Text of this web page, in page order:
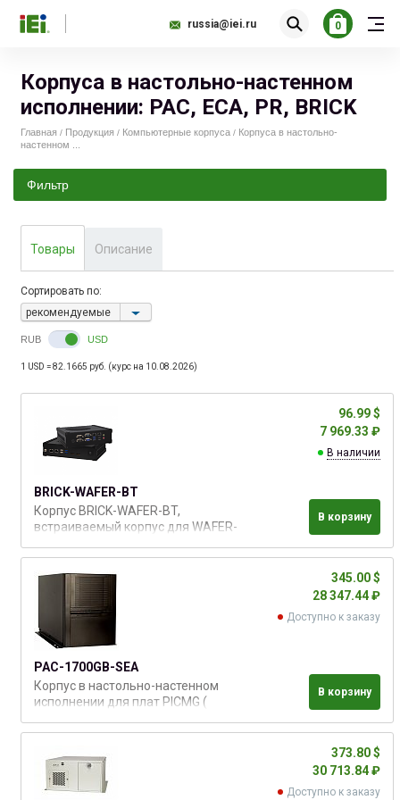
russia@iei.ru 0
Корпуса в настольно-настенном
исполнении: PAC, ECA, PR, BRICK
Главная / Продукция / Компьютерные корпуса / Корпуса в настольно-
настенном ...
Фильтр
Товары Описание
Сортировать по:
рекомендуемые
RUB USD
1 USD = 82.1665 руб. (курс на 10.08.2026)
BRICK-WAFER-BT
Корпус BRICK-WAFER-BT,
встраиваемый корпус для WAFER-
кронштейном IO, выключателем
питания, кабелем входа
постоянного тока, цвет - матовым
черным, RoHS
96.99 $
7 969.33 ₽
В наличии
В корзину
PAC-1700GB-SEA
Корпус в настольно-настенном
исполнении для плат PICMG (
345.00 $
28 347.44 ₽
Доступно к заказу
В корзину
373.80 $
30 713.84 ₽
Доступно к заказу